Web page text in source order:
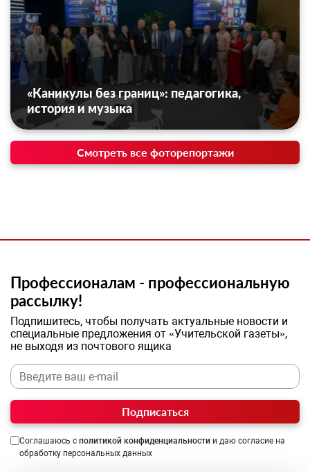
«Каникулы без границ»: педагогика,
история и музыка
Смотреть все фоторепортажи
Профессионалам - профессиональную
рассылку!
Подпишитесь, чтобы получать актуальные новости и
специальные предложения от «Учительской газеты»,
не выходя из почтового ящика
Подписаться
Соглашаюсь с политикой конфиденциальности и даю согласие на
обработку персональных данных